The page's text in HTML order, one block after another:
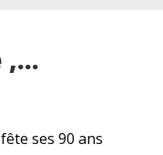
ses 90 ans